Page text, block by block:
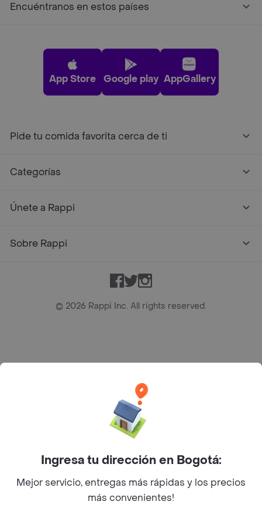
Encuéntranos en estos países
App Store Google play AppGallery
Pide tu comida favorita cerca de ti
Categorías
Únete a Rappi
Sobre Rappi
Facebook
TwitterInstagram
© 2026 Rappi Inc. All rights reserved.
Bogotá D.C. --- notificacionesrappi@rappi.com
Ingresa tu dirección en Bogotá:
Mejor servicio, entregas más rápidas y los precios
más convenientes!